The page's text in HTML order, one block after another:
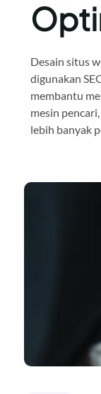
Desain situs
digunakan
membantu
mesin
lebih banyak